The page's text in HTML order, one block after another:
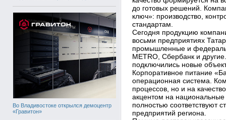
Во Владивостоке открылся демоцентр
«Гравитон»
до готовых решений.
ключ»: производство,
стандартам.
Сегодня продукцию
восьми предприятиях
промышленные и
METRO, Сбербанк и
подключились новые
Корпоративное питание
операционная система.
процессов, но и на
акцентом на
полностью соответствуют
предприятий региона.